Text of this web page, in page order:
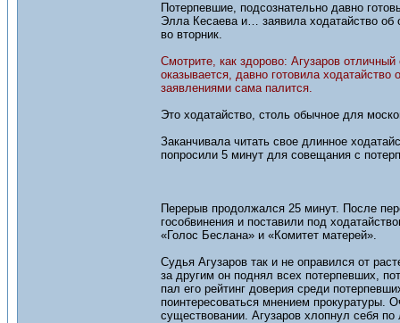
Потерпевшие, подсознательно давно
Элла Кесаева и… заявила ходатайство об
во вторник.
Смотрите, как здорово: Агузаров
оказывается, давно готовила
заявлениями сама палится.
Это ходатайство, столь обычное для
Заканчивала читать свое длинное
попросили 5 минут для совещания с
Перерыв продолжался 25 минут. После
гособвинения и поставили под
«Голос Беслана» и «Комитет матерей».
Судья Агузаров так и не оправился от
за другим он поднял всех потерпевших,
пал его рейтинг доверия среди
поинтересоваться мнением прокуратуры.
существовании. Агузаров хлопнул себя